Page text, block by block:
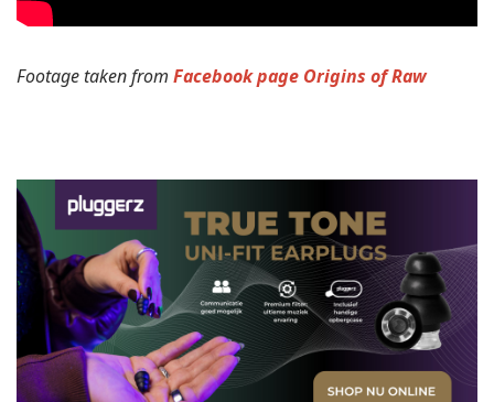
Footage taken from Facebook page Origins of Raw